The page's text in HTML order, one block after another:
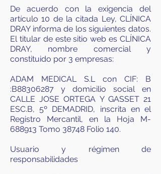
De acuerdo con la exigencia del
artículo 10 de la citada Ley, CLÍNICA
DRAY informa de los siguientes datos.
El titular de este sitio web es CLÍNICA
DRAY, nombre comercial y
constituido por 3 empresas:
ADAM MEDICAL S.L con CIF: B
:B88306287 y domicilio social en
CALLE JOSE ORTEGA Y GASSET 21
ESC.B, 5º DEMADRID, inscrita en el
Registro Mercantil, en la Hoja M-
688913 Tomo 38748 Folio 140.
Usuario y régimen de
responsabilidades